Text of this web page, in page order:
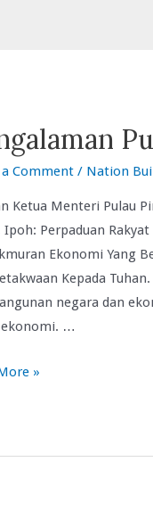
a Comment / Nation
Ketua Menteri Pulau
Perpaduan
Ekonomi Yang
Kepada
negara dan
…
»